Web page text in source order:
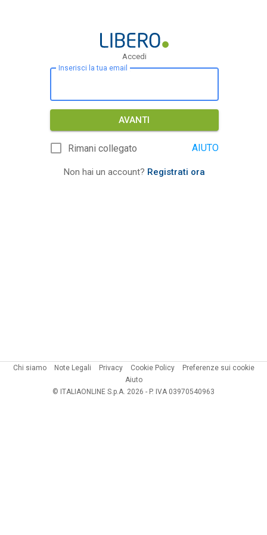
Accedi
Inserisci la tua email
AVANTI
Rimani collegato AIUTO
Non hai un account? Registrati ora
Chi siamo Note Legali Privacy Cookie Policy
Preferenze sui cookie
Aiuto
© ITALIAONLINE S.p.A. 2026 - P. IVA 03970540963